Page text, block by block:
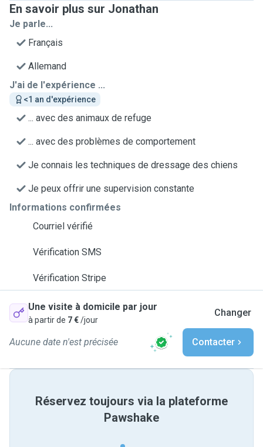
En savoir plus sur Jonathan
Je parle...
Français
Allemand
J'ai de l'expérience ...
<1 an d'expérience
... avec des animaux de refuge
... avec des problèmes de comportement
Je connais les techniques de dressage des chiens
Je peux offrir une supervision constante
Informations confirmées
Courriel vérifié
Vérification SMS
Vérification Stripe
Une visite à domicile par jour
à partir de 7 €/jour
Changer
Aucune date n'est précisée Contacter
Réservez toujours via la plateforme
Pawshake